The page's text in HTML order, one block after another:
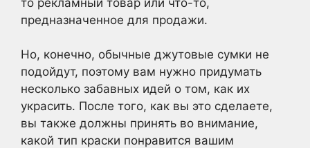
предназначенное для продажи.
Но, конечно, обычные джутовые сумки не
подойдут, поэтому вам нужно придумать
несколько забавных идей о том, как их
украсить. После того, как вы это сделаете,
вы также должны принять во внимание,
какой тип краски понравится вашим